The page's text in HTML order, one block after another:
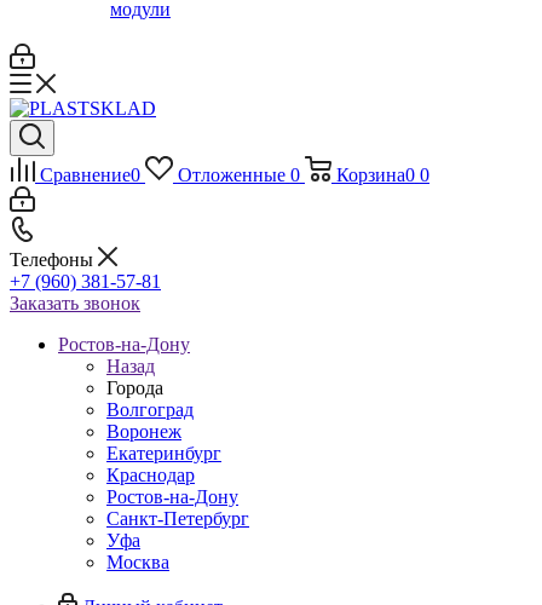
модули
Сравнение0 Отложенные 0 Корзина0 0
Телефоны
+7 (960) 381-57-81
Заказать звонок
Ростов-на-Дону
Назад
Города
Волгоград
Воронеж
Екатеринбург
Краснодар
Ростов-на-Дону
Санкт-Петербург
Уфа
Москва